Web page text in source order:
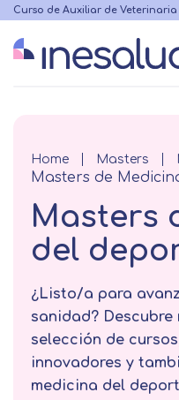
Menú
destacado
Curso de Auxiliar de Veterinaria
Breadcrumb
Home Masters
Masters de
Masters
del
¿Listo/a para
sanidad?
selección de
innovadores y
medicina del